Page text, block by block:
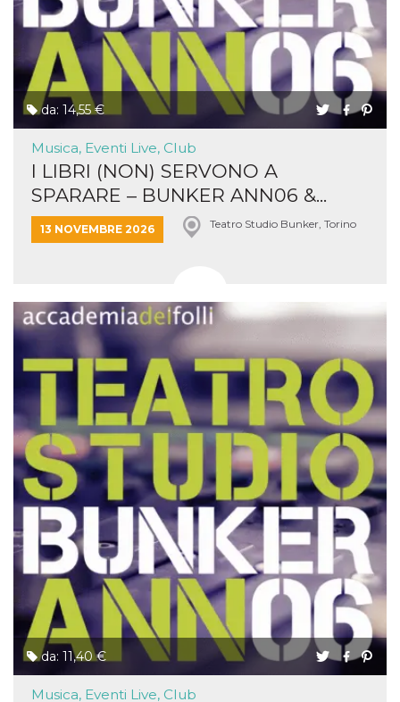
da: 14,55 €
Musica, Eventi Live, Club
I LIBRI (NON) SERVONO A
SPARARE – BUNKER ANN06 &...
13 NOVEMBRE 2026 Teatro Studio Bunker, Torino
da: 11,40 €
Musica, Eventi Live, Club